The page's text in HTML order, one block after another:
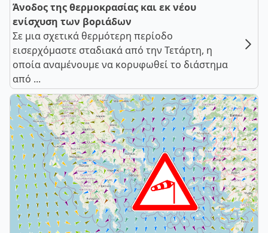
Άνοδος της θερμοκρασίας και εκ νέου
ενίσχυση των βοριάδων
Σε μια σχετικά θερμότερη περίοδο
εισερχόμαστε σταδιακά από την Τετάρτη, η
οποία αναμένουμε να κορυφωθεί το διάστημα
από ...